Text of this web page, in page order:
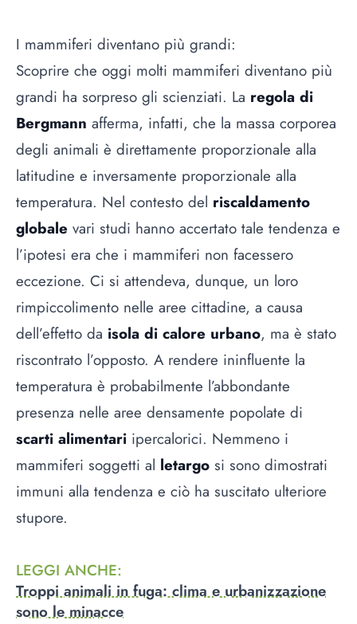
I mammiferi diventano più grandi:
Scoprire che oggi molti mammiferi diventano più
grandi ha sorpreso gli scienziati. La regola di
Bergmann afferma, infatti, che la massa corporea
degli animali è direttamente proporzionale alla
latitudine e inversamente proporzionale alla
temperatura. Nel contesto del riscaldamento
globale vari studi hanno accertato tale tendenza e
l’ipotesi era che i mammiferi non facessero
eccezione. Ci si attendeva, dunque, un loro
rimpiccolimento nelle aree cittadine, a causa
dell’effetto da isola di calore urbano, ma è stato
riscontrato l’opposto. A rendere ininfluente la
temperatura è probabilmente l’abbondante
presenza nelle aree densamente popolate di
scarti alimentari ipercalorici. Nemmeno i
mammiferi soggetti al letargo si sono dimostrati
immuni alla tendenza e ciò ha suscitato ulteriore
stupore.
LEGGI ANCHE:
Troppi animali in fuga: clima e urbanizzazione
sono le minacce